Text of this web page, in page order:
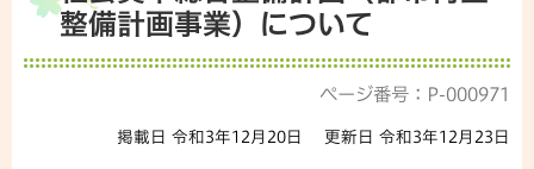
整備計画事業）について
ページ番号：P-000971
掲載日 令和3年12月20日 更新日 令和3年12月23日